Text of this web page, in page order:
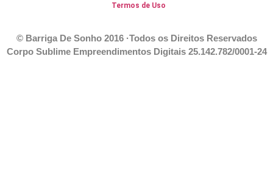
Termos de Uso
© Barriga De Sonho 2016 ·Todos os Direitos Reservados
Corpo Sublime Empreendimentos Digitais 25.142.782/0001-24